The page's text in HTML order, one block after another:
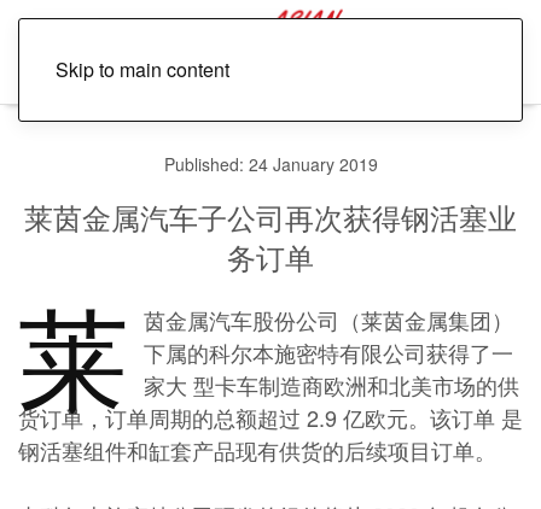
Skip to main content
Published: 24 January 2019
莱茵金属汽车子公司再次获得钢活塞业
务订单
莱 茵金属汽车股份公司（莱茵金属集团）
下属的科尔本施密特有限公司获得了一
家大 型卡车制造商欧洲和北美市场的供
货订单，订单周期的总额超过 2.9 亿欧元。该订单 是
钢活塞组件和缸套产品现有供货的后续项目订单。